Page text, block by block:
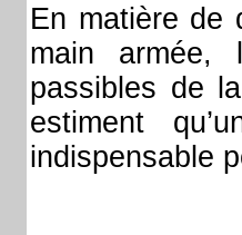
En matière de
main armée,
passibles de
estiment
indispensable